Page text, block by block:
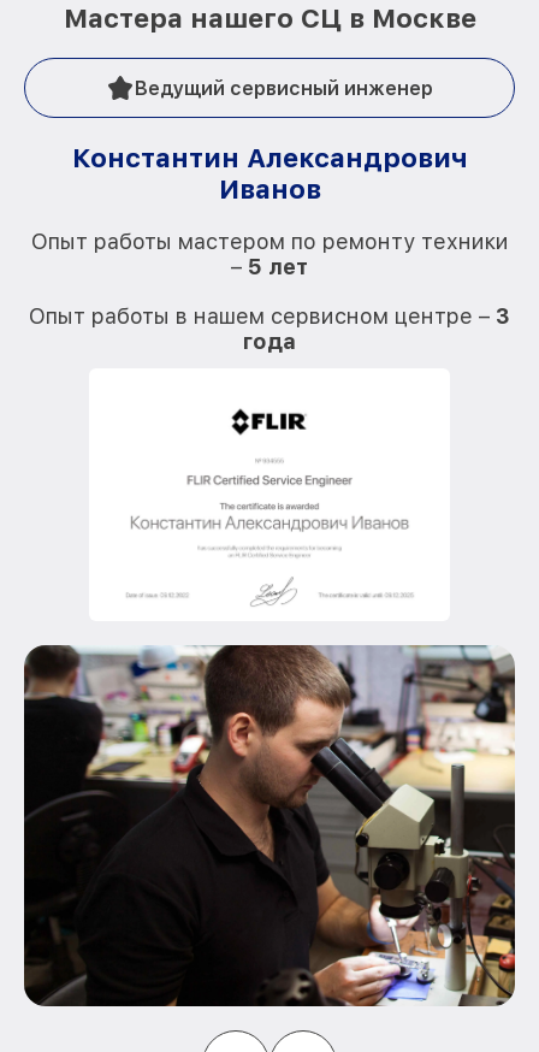
Мастера нашего СЦ в Москве
Ведущий сервисный инженер
Константин Александрович
Иванов
Опыт работы мастером по ремонту техники
– 5 лет
Опыт работы в нашем сервисном центре – 3
года